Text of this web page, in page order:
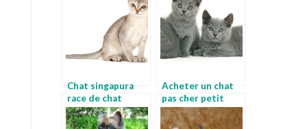
Chat singapura
race de chat
ragdoll
Acheter un chat
pas cher petit
chat a vendre pas
cher